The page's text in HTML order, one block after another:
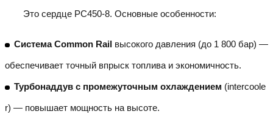
Это сердце PC450-8. Основные особенности:
Система Common Rail высокого давления (до 1 800 бар) —
обеспечивает точный впрыск топлива и экономичность.
Турбонаддув с промежуточным охлаждением (intercoole
r) — повышает мощность на высоте.